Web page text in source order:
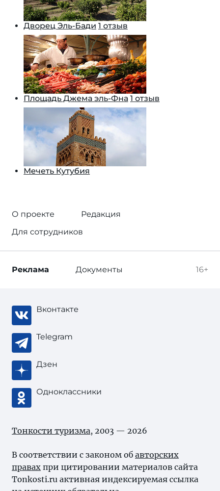
Дворец Эль-Бади 1 отзыв
Площадь Джема эль-Фна 1 отзыв
Мечеть Кутубия
О проекте
Редакция
Для сотрудников
16+
Реклама Документы
Вконтакте
Telegram
Дзен
Одноклассники
Тонкости туризма, 2003 — 2026
В соответствии с законом об авторских
правах при цитировании материалов сайта
Tonkosti.ru активная индексируемая ссылка